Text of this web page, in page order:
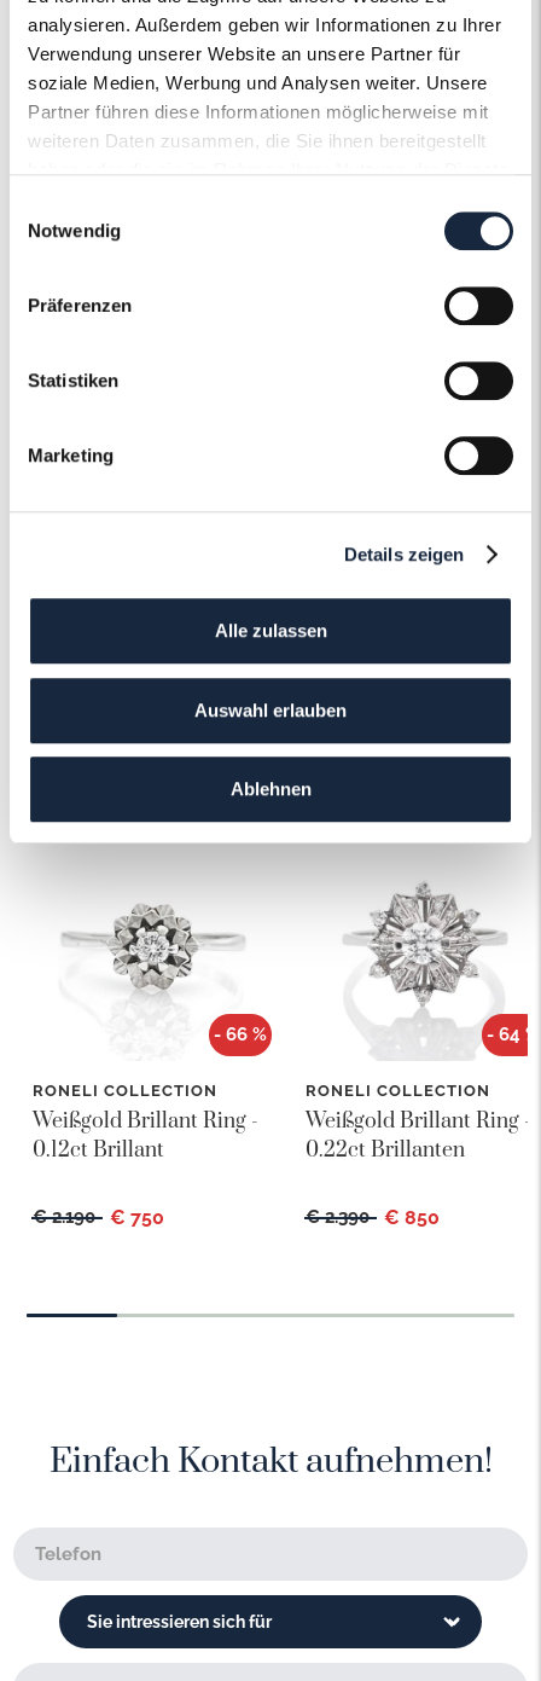
analysieren. Außerdem geben wir Informationen zu Ihrer
Verwendung unserer Website an unsere Partner für
soziale Medien, Werbung und Analysen weiter. Unsere
Partner führen diese Informationen möglicherweise mit
weiteren Daten zusammen, die Sie ihnen bereitgestellt
Notwendig
Präferenzen
Statistiken
Marketing
Details zeigen
Alle zulassen
Auswahl erlauben
Ablehnen
Steinqualität VS2
Edelsteinfarbe Rot
Ringweite in mm 55
Der Roneli
Schmuckervice
Mehr erfahren
Das könnte Ihnen auch gefallen!
- 66 %
RONELI COLLECTION
Weißgold Brillant Ring -
0.12ct Brillant
€ 2.190 € 750
- 64 %
RONELI COLLECTION
Weißgold Brillant Ring -
0.22ct Brillanten
€ 2.390 € 850
Einfach Kontakt aufnehmen!